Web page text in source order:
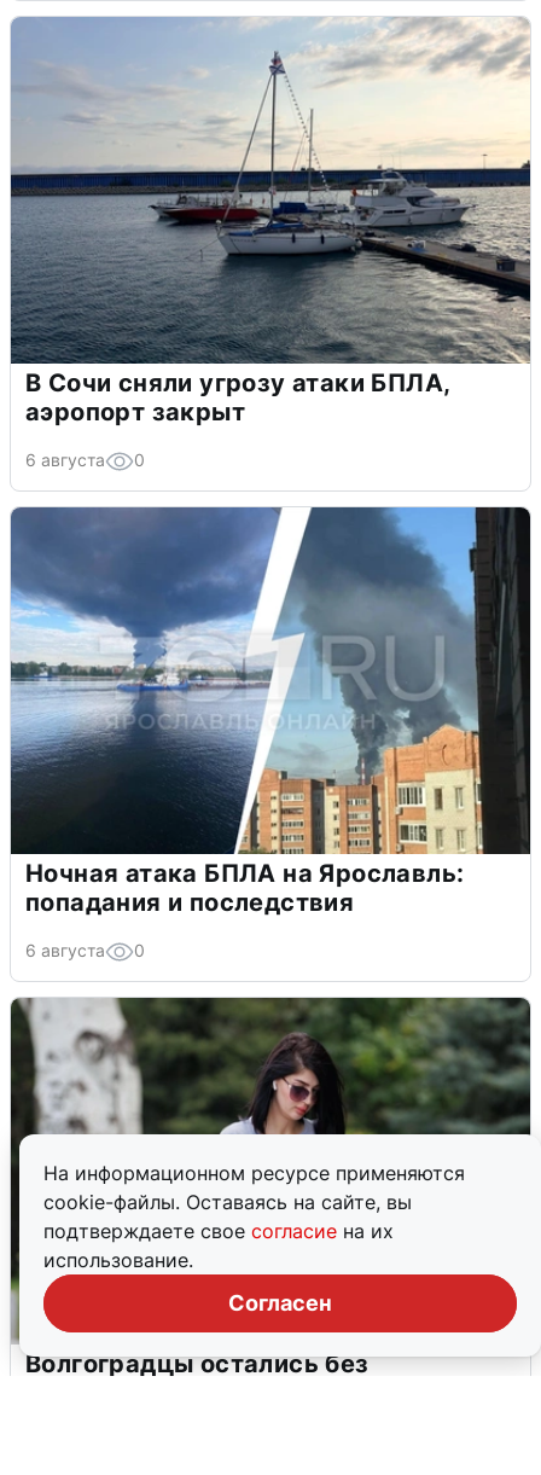
На информационном ресурсе применяются
cookie-файлы. Оставаясь на сайте, вы
подтверждаете свое согласие на их
использование.
Согласен
В Сочи сняли угрозу атаки БПЛА,
аэропорт закрыт
6 августа 0
Ночная атака БПЛА на Ярославль:
попадания и последствия
6 августа 0
Волгоградцы остались без